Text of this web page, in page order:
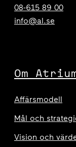
08-615 89 00
info@al.se
Om
Affärsmodell
Mål och
Vision och